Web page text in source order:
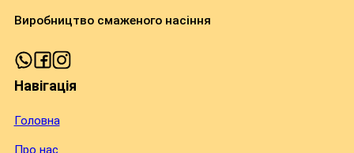
Виробництво смаженого насіння
Навігація
Головна
Про нас